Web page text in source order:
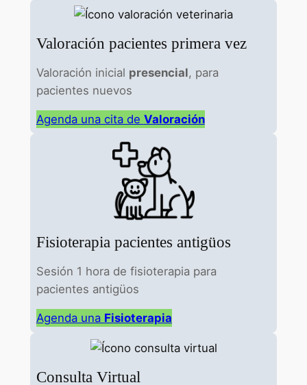
Valoración pacientes primera vez
Valoración inicial presencial, para
pacientes nuevos
Agenda una cita de Valoración
Fisioterapia pacientes antigüos
Sesión 1 hora de fisioterapia para
pacientes antigüos
Agenda una Fisioterapia
Consulta Virtual